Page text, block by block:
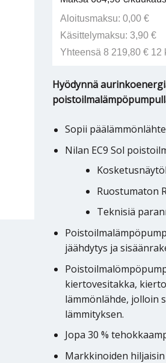
Aloitusmaksu: 0,00 €
Käsittelymaksu: 3,90 €
Yhteensä 8 219,80 € 12
Hyödynnä
Sopii
Nilan EC9 Sol
Ruostumaton
Teknisiä
jäähdytys ja
kiertovesitakka,
lämmönlähde, jolloin
lämmityksen.
Jopa 30 %
Markkinoiden